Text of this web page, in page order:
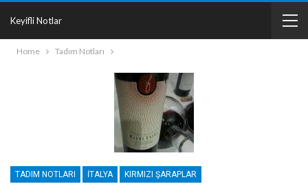
Keyifli Notlar
Home Tadım Notları
TADIM NOTLARI İTALYA KIRMIZI ŞARAPLAR